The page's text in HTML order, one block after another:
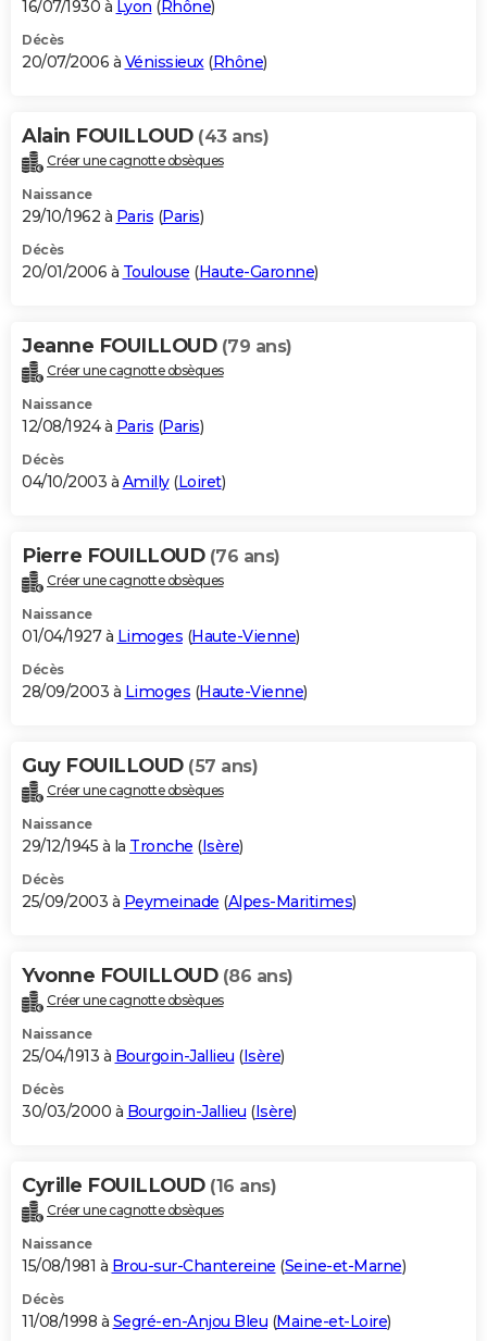
16/07/1930 à Lyon (Rhône)
Décès
20/07/2006 à Vénissieux(Rhône)
Alain FOUILLOUD (43 ans)
Créer une cagnotte obsèques
Naissance
29/10/1962 à Paris (Paris)
Décès
20/01/2006 à Toulouse (Haute-Garonne)
Jeanne FOUILLOUD (79 ans)
Créer une cagnotte obsèques
Naissance
12/08/1924 à Paris (Paris)
Décès
04/10/2003 à Amilly(Loiret)
Pierre FOUILLOUD (76 ans)
Créer une cagnotte obsèques
Naissance
01/04/1927 à Limoges (Haute-Vienne)
Décès
28/09/2003 à Limoges (Haute-Vienne)
Guy FOUILLOUD (57 ans)
Créer une cagnotte obsèques
Naissance
29/12/1945 à la Tronche (Isère)
Décès
25/09/2003 à Peymeinade (Alpes-Maritimes)
Yvonne FOUILLOUD (86 ans)
Créer une cagnotte obsèques
Naissance
25/04/1913 à Bourgoin-Jallieu (Isère)
Décès
30/03/2000 à Bourgoin-Jallieu (Isère)
Cyrille FOUILLOUD (16 ans)
Créer une cagnotte obsèques
Naissance
15/08/1981 à Brou-sur-Chantereine (Seine-et-Marne)
Décès
11/08/1998 à Segré-en-Anjou Bleu (Maine-et-Loire)